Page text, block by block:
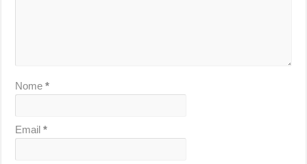
Nome*
Email*